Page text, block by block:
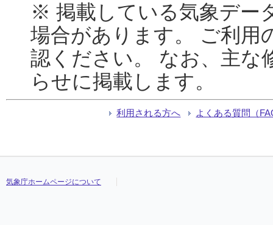
※ 掲載している気象デー
場合があります。 ご利用
認ください。 なお、主な
らせに掲載します。
利用される方へ よくある質問（
気象庁ホームページについて